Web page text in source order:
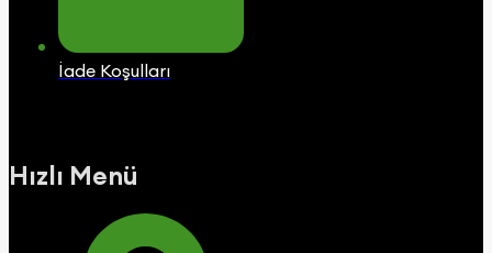
İade Koşulları
Hızlı Menü